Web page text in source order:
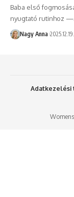
Baba első
nyugtató rutinhoz
Nagy Anna 2025.12.19.
Adatkezelési